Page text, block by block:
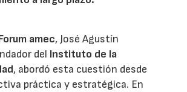
amec, José Agustín
del Instituto de la
, abordó esta cuestión desde
práctica y estratégica. En